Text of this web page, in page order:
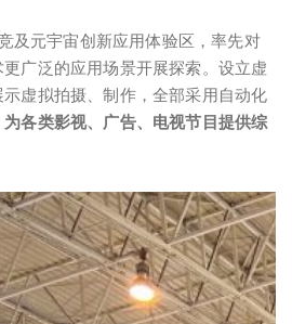
及元宇宙创新应用体验区，率先对
广泛的应用场景开展探索。设立虚
虚拟拍摄、制作，全部采用自动化
为各类影视、广告、电视节目提供综